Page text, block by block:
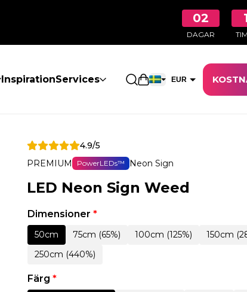
02
DAGAR
InspirationServices Öppna kundkorgen
EUR
4.9/5
PREMIUM
PowerLEDs™ Neon Sign
LED Neon Sign Weed
Dimensioner *
50cm 75cm (65%) 100cm (125%) 150cm
250cm (440%)
Färg *